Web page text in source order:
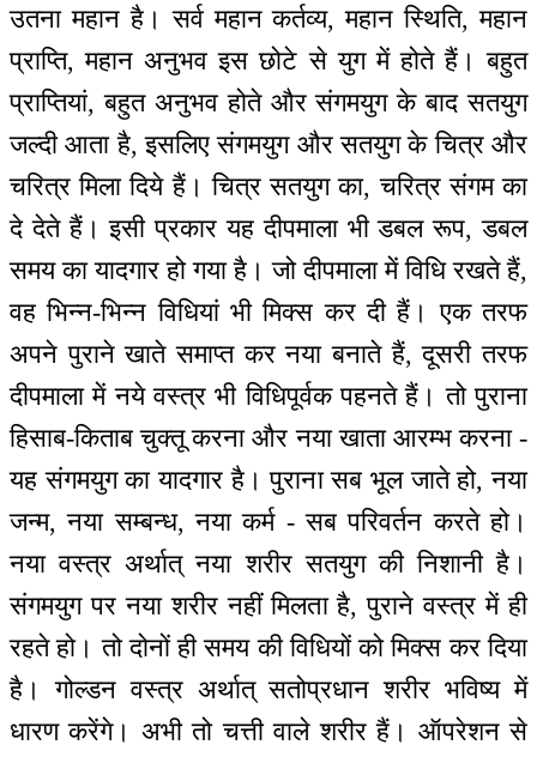
उतना महान है। सर्व महान कर्तव्य, महान स्थिति, महान
प्राप्ति, महान अनुभव इस छोटे से युग में होते हैं। बहुत
प्राप्तियां, बहुत अनुभव होते और संगमयुग के बाद सतयुग
जल्दी आता है, इसलिए संगमयुग और सतयुग के चित्र और
चरित्र मिला दिये हैं। चित्र सतयुग का, चरित्र संगम का
दे देते हैं। इसी प्रकार यह दीपमाला भी डबल रूप, डबल
समय का यादगार हो गया है। जो दीपमाला में विधि रखते हैं,
वह भिन्न-भिन्न विधियां भी मिक्स कर दी हैं। एक तरफ
अपने पुराने खाते समाप्त कर नया बनाते हैं, दूसरी तरफ
दीपमाला में नये वस्त्र भी विधिपूर्वक पहनते हैं। तो पुराना
हिसाब-किताब चुक्तू करना और नया खाता आरम्भ करना -
यह संगमयुग का यादगार है। पुराना सब भूल जाते हो, नया
जन्म, नया सम्बन्ध, नया कर्म - सब परिवर्तन करते हो।
नया वस्त्र अर्थात् नया शरीर सतयुग की निशानी है।
संगमयुग पर नया शरीर नहीं मिलता है, पुराने वस्त्र में ही
रहते हो। तो दोनों ही समय की विधियों को मिक्स कर दिया
है। गोल्डन वस्त्र अर्थात् सतोप्रधान शरीर भविष्य में
धारण करेंगे। अभी तो चत्ती वाले शरीर हैं। ऑपरेशन से